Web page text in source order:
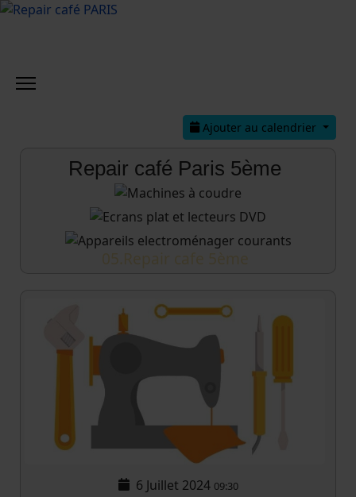
Ajouter au calendrier
Repair café Paris 5ème
6 Juillet 2024 09:30